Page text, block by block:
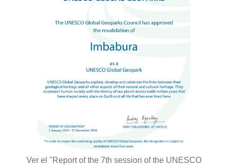
Ver el "Report of the 7th session of the UNESCO